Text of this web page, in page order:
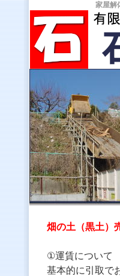
家屋解
畑の土（黒土）
①運賃について
基本的に引取で